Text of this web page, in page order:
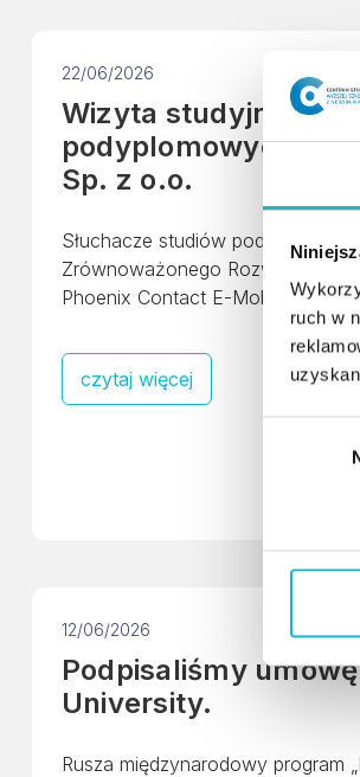
ruch w
d
y
22/06/2026
Wizyta studyjna
podyplomowych w
Sp. z o.o.
Słuchacze studiów
Zrównoważonego Rozwoju”
Phoenix Contact E-Mobility Sp. z
czytaj więcej
12/06/2026
Podpisaliśmy
University.
Rusza międzynarodowy program